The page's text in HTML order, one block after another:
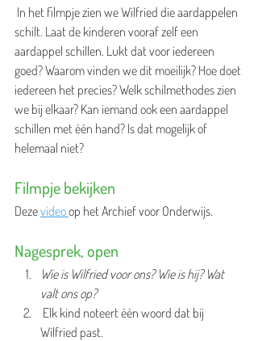
schilt. Laat de kinderen vooraf zelf een
aardappel schillen. Lukt dat voor iedereen
goed? Waarom vinden we dit moeilijk? Hoe doet
iedereen het precies? Welk schilmethodes zien
we bij elkaar? Kan iemand ook een aardappel
schillen met één hand? Is dat mogelijk of
helemaal niet?
Filmpje bekijken
Deze video op het Archief voor Onderwijs.
Nagesprek, open
Wie is Wilfried voor ons? Wie is hij? Wat
valt ons op?
Wilfried past.